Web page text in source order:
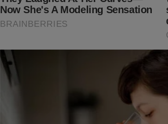
Há informações que a velha mídia brasileira
esse e detalhes das festas sexuais de
Ainda não se sabe por quanto tempo essa obra
certamente, já está de olho e, por esse motivo,
o país.
Acredite, o livro é a “autópsia do